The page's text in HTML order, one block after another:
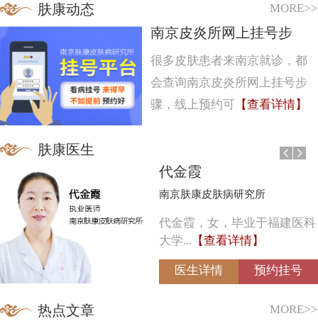
肤康动态 MORE>>
南京皮炎所网上挂号步
很多皮肤患者来南京就诊，都
会查询南京皮炎所网上挂号步
骤，线上预约可 【查看详情】
代金霞
南京肤康皮肤病研究所
代金霞，女，毕业于福建医科
大学... 【查看详情】
医生详情 预约挂号
肤康医生
热点文章 MORE>>